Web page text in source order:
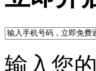
输入您